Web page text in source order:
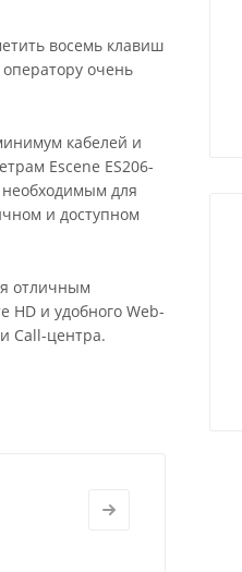
восемь клавиш
очень
кабелей и
Escene ES206-
для
и доступном
отличным
HD и удобного Web-
Call-центра.